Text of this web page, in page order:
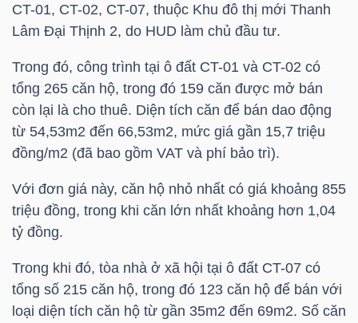
CT-01, CT-02, CT-07, thuộc Khu đô thị mới Thanh
Lâm Đại Thịnh 2, do HUD làm chủ đầu tư.
Trong đó, công trình tại ô đất CT-01 và CT-02 có
tổng 265 căn hộ, trong đó 159 căn được mở bán
còn lại là cho thuê. Diện tích căn để bán dao động
từ 54,53m2 đến 66,53m2, mức giá gần 15,7 triệu
đồng/m2 (đã bao gồm VAT và phí bảo trì).
Với đơn giá này, căn hộ nhỏ nhất có giá khoảng 855
triệu đồng, trong khi căn lớn nhất khoảng hơn 1,04
tỷ đồng.
Trong khi đó, tòa nhà ở xã hội tại ô đất CT-07 có
tổng số 215 căn hộ, trong đó 123 căn hộ để bán với
loại diện tích căn hộ từ gần 35m2 đến 69m2. Số căn
PHIẾU
PHÁI
PHIẾU